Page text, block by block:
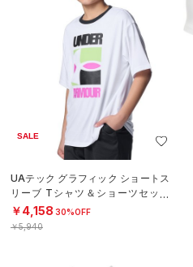
SALE
UAテック グラフィック ショートス
リーブ Tシャツ＆ショーツセット
（トレーニング/BOYS）
￥4,158 30%OFF
￥5,940